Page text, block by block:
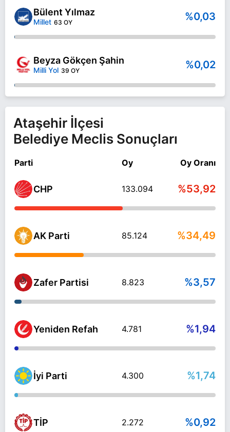
Bülent Yılmaz
Millet 63 OY %0,03
Beyza Gökçen Şahin
Milli Yol 39 OY %0,02
Ataşehir İlçesi
Belediye Meclis Sonuçları
Parti Oy Oy Oranı
CHP 133.094 %53,92
AK Parti 85.124 %34,49
Zafer Partisi 8.823 %3,57
Yeniden Refah 4.781 %1,94
İyi Parti 4.300 %1,74
TİP 2.272 %0,92